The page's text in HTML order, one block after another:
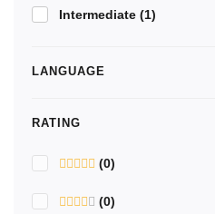
Intermediate (1)
LANGUAGE
RATING
(0)
(0)